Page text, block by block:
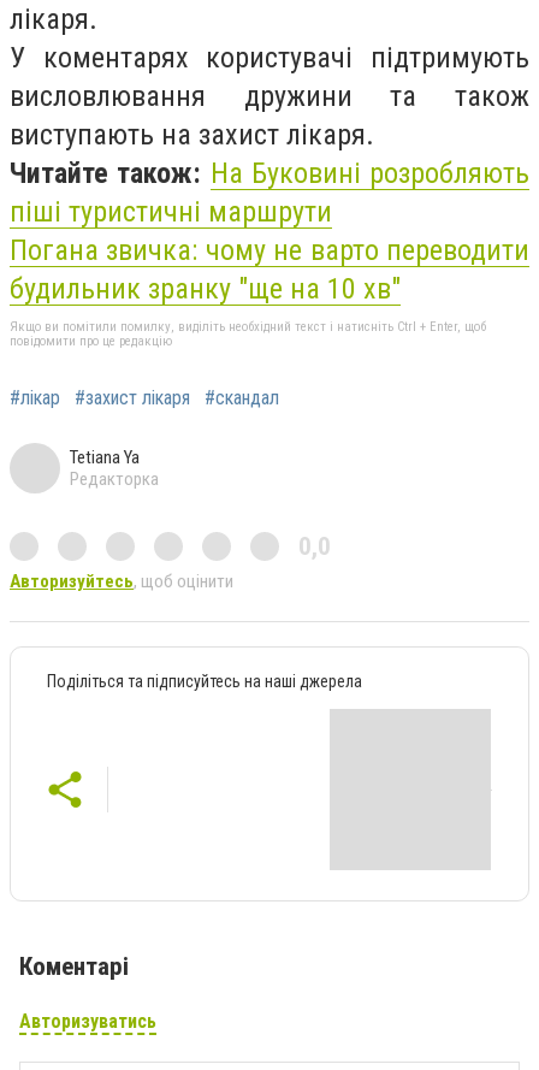
лікаря.
У коментарях користувачі підтримують
висловлювання дружини та також
виступають на захист лікаря.
Читайте також: На Буковині розробляють
піші туристичні маршрути
Погана звичка: чому не варто переводити
будильник зранку "ще на 10 хв"
Якщо ви помітили помилку, виділіть необхідний текст і натисніть Ctrl + Enter, щоб
повідомити про це редакцію
#лікар #захист лікаря #скандал
Tetiana Ya
Редакторка
0,0
Авторизуйтесь, щоб оцінити
Поділіться та підписуйтесь на наші джерела
Коментарі
Авторизуватись